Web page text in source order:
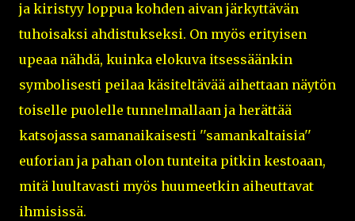
ja kiristyy loppua kohden aivan järkyttävän
tuhoisaksi ahdistukseksi. On myös erityisen
upeaa nähdä, kuinka elokuva itsessäänkin
symbolisesti peilaa käsiteltävää aihettaan näytön
toiselle puolelle tunnelmallaan ja herättää
katsojassa samanaikaisesti ''samankaltaisia''
euforian ja pahan olon tunteita pitkin kestoaan,
mitä luultavasti myös huumeetkin aiheuttavat
ihmisissä.